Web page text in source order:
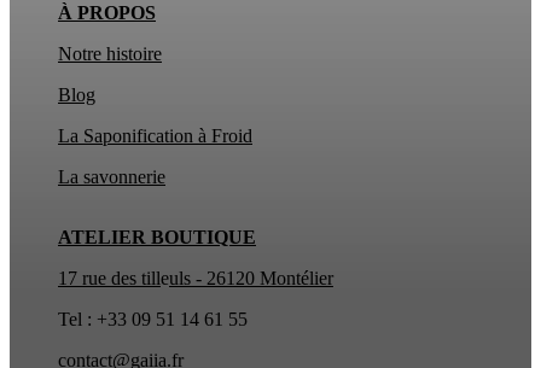
ATELIER BOUTIQUE
17 rue des tilleuls - 26120 Montélier
Tel : +33 09 51 14 61 55
contact@gaiia.fr
À PROPOS
Notre histoire
Blog
La Saponification à Froid
La savonnerie